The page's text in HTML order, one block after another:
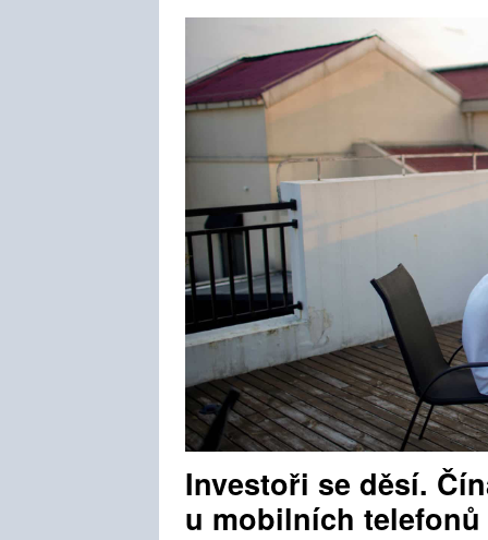
Investoři se děsí.
u mobilních telefonů